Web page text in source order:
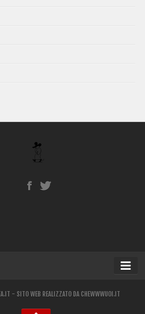
- SITO WEB REALIZZATO DA CHEWWWUOI.IT